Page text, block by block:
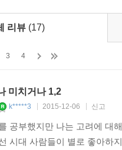
게 치켜 올라갔지만 신율은
웃음이 흔한 것인지.
고 있었다.
리뷰 (17)
3 4
미치거나 1,2
k*****3 2015-12-06 신고
공부했지만 나는 고려에 대
시대 사람들이 별로 좋아하